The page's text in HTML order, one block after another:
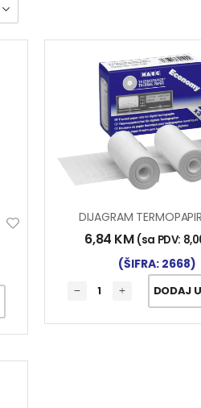
DIJAGRAM
6,84 KM (sa PDV:
(ŠIFRA: 2668)
DODAJ